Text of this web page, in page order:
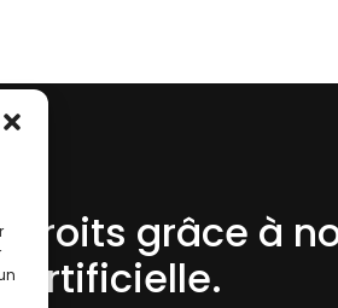
droits grâce à
Artificielle.